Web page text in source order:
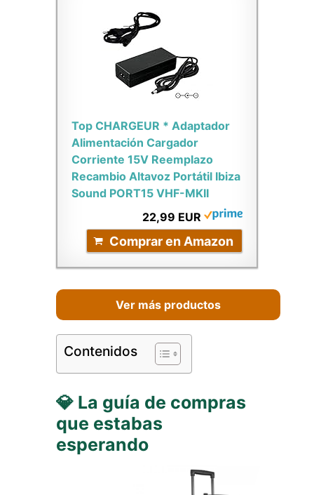
Top CHARGEUR * Adaptador
Alimentación Cargador
Corriente 15V Reemplazo
Recambio Altavoz Portátil Ibiza
Sound PORT15 VHF-MKII
22,99 EUR
Comprar en Amazon
Ver más productos
Contenidos
💎 La guía de compras
que estabas
esperando